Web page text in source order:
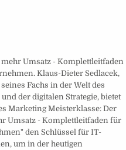
mehr Umsatz - Komplettleitfaden
Klaus-Dieter Sedlacek,
Fachs in der Welt des
der digitalen Strategie, bietet
Marketing Meisterklasse: Der
Umsatz - Komplettleitfaden für
den Schlüssel für IT-
um in der heutigen